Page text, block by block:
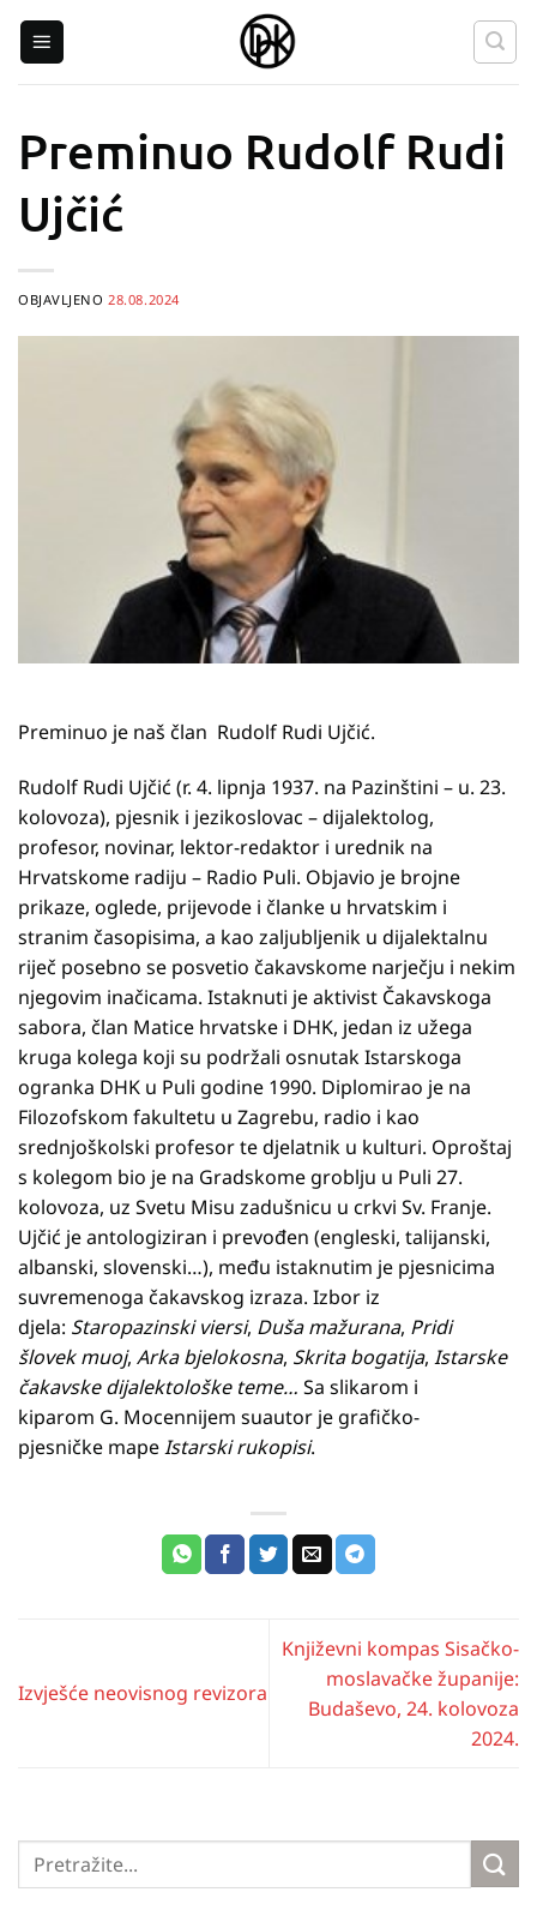
Preminuo Rudolf Rudi
Ujčić
OBJAVLJENO28.08.2024
Preminuo je naš član Rudolf Rudi Ujčić.
Rudolf Rudi Ujčić (r. 4. lipnja 1937. na Pazinštini – u. 23.
kolovoza), pjesnik i jezikoslovac – dijalektolog,
profesor, novinar, lektor-redaktor i urednik na
Hrvatskome radiju – Radio Puli. Objavio je brojne
prikaze, oglede, prijevode i članke u hrvatskim i
stranim časopisima, a kao zaljubljenik u dijalektalnu
riječ posebno se posvetio čakavskome narječju i nekim
njegovim inačicama. Istaknuti je aktivist Čakavskoga
sabora, član Matice hrvatske i DHK, jedan iz užega
kruga kolega koji su podržali osnutak Istarskoga
ogranka DHK u Puli godine 1990. Diplomirao je na
Filozofskom fakultetu u Zagrebu, radio i kao
srednjoškolski profesor te djelatnik u kulturi. Oproštaj
s kolegom bio je na Gradskome groblju u Puli 27.
kolovoza, uz Svetu Misu zadušnicu u crkvi Sv. Franje.
Ujčić je antologiziran i prevođen (engleski, talijanski,
albanski, slovenski…), među istaknutim je pjesnicima
suvremenoga čakavskog izraza. Izbor iz
djela: Staropazinski viersi, Duša mažurana, Pridi
šlovek muoj, Arka bjelokosna, Skrita bogatija, Istarske
čakavske dijalektološke teme… Sa slikarom i
kiparom G. Mocennijem suautor je grafičko-
pjesničke mapeIstarski rukopisi.
Izvješće neovisnog revizora
Književni kompas Sisačko-
moslavačke županije:
Budaševo, 24. kolovoza
2024.